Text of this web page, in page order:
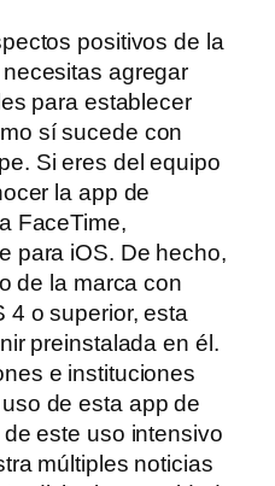
positivos de la
agregar
para establecer
sí sucede con
Si eres del equipo
la app de
FaceTime,
para iOS. De hecho,
de la marca con
4 o superior, esta
preinstalada en él.
e instituciones
de esta app de
este uso intensivo
múltiples noticias